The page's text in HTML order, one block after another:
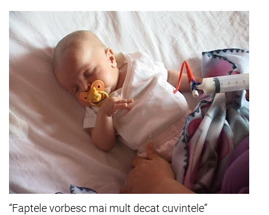
“Faptele vorbesc mai mult decat cuvintele”